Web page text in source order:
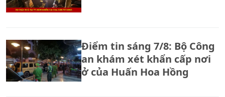
Điểm tin sáng 7/8: Bộ Công
an khám xét khẩn cấp nơi
ở của Huấn Hoa Hồng